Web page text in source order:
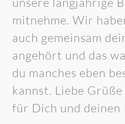
mitnehme. Wir
auch gemeinsam
angehört und das
du manches eben
kannst. Liebe
für Dich und deinen